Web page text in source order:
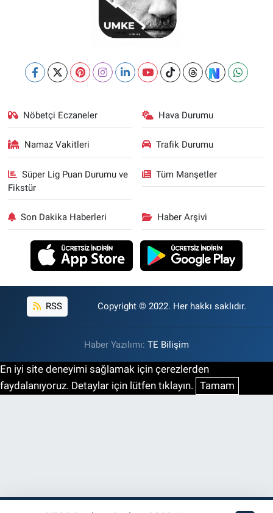
Nöbetçi Eczaneler Hava Durumu
Namaz Vakitleri Trafik Durumu
Süper Lig Puan Durumu ve
Fikstür
Tüm Manşetler
Son Dakika Haberleri Haber Arşivi
RSS Copyright © 2022. Her hakkı saklıdır.
Haber Yazılımı: TE Bilişim
En iyi site deneyimi sağlamak için çerezlerden
faydalanıyoruz. Detaylar için lütfen tıklayın. Tamam